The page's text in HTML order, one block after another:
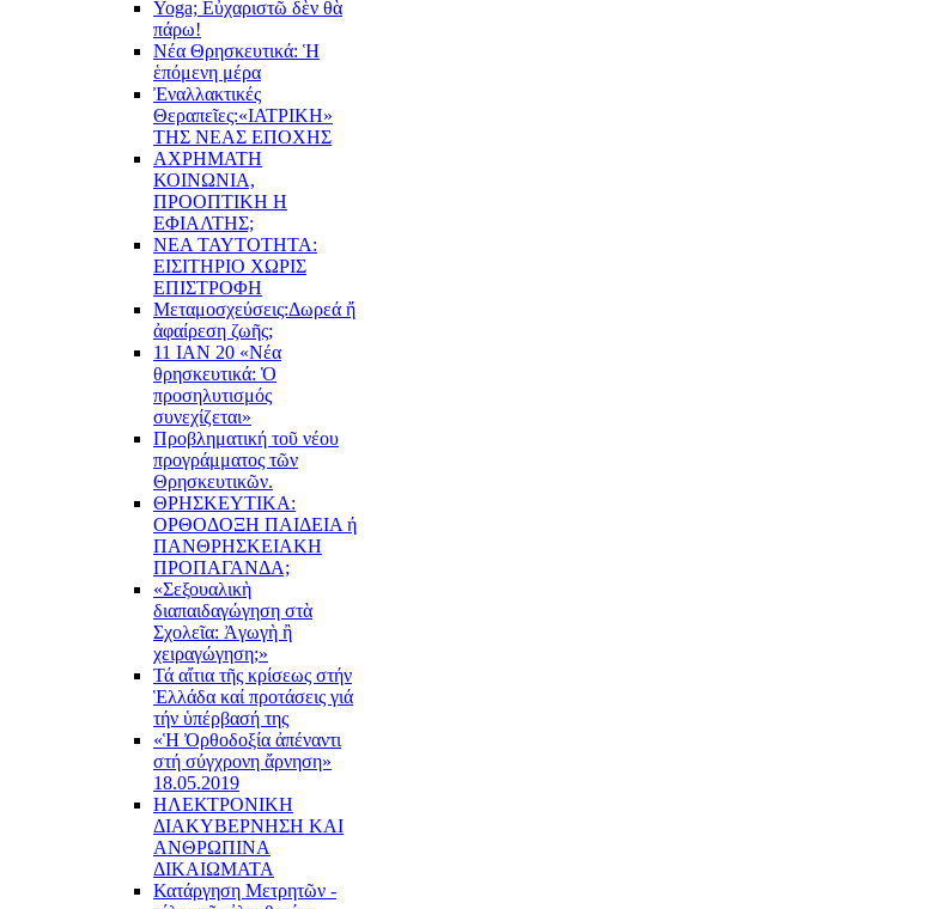
Yoga; Εὐχαριστῶ δὲν θὰ
πάρω!
Νέα Θρησκευτικά: Ἡ
ἑπόμενη μέρα
Ἐναλλακτικές
Θεραπεῖες:«ΙΑΤΡΙΚΗ»
ΤΗΣ ΝΕΑΣ ΕΠΟΧΗΣ
ΑΧΡΗΜΑΤΗ
ΚΟΙΝΩΝΙΑ,
ΠΡΟΟΠΤΙΚΗ Η
ΕΦΙΑΛΤΗΣ;
ΝΕΑ ΤΑΥΤΟΤΗΤΑ:
ΕΙΣΙΤΗΡΙΟ ΧΩΡΙΣ
ΕΠΙΣΤΡΟΦΗ
Μεταμοσχεύσεις:Δωρεά ἤ
ἀφαίρεση ζωῆς;
11 ΙΑΝ 20 «Νέα
θρησκευτικά: Ὁ
προσηλυτισμός
συνεχίζεται»
Προβληματική τοῦ νέου
προγράμματος τῶν
Θρησκευτικῶν.
ΘΡΗΣΚΕΥΤΙΚΑ:
ΟΡΘΟΔΟΞΗ ΠΑΙΔΕΙΑ ή
ΠΑΝΘΡΗΣΚΕΙΑΚΗ
ΠΡΟΠΑΓΑΝΔΑ;
«Σεξουαλικὴ
διαπαιδαγώγηση στὰ
Σχολεῖα: Ἀγωγὴ ἢ
χειραγώγηση;»
Τά αἴτια τῆς κρίσεως στήν
Ἑλλάδα καί προτάσεις γιά
τήν ὑπέρβασή της
«Ἡ Ὀρθοδοξία ἀπέναντι
στή σύγχρονη ἄρνηση»
18.05.2019
ΗΛΕΚΤΡΟΝΙΚΗ
ΔΙΑΚΥΒΕΡΝΗΣΗ ΚΑΙ
ΑΝΘΡΩΠΙΝΑ
ΔΙΚΑΙΩΜΑΤΑ
Κατάργηση Μετρητῶν -